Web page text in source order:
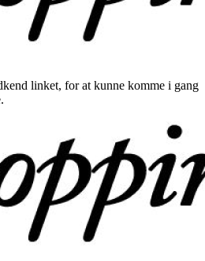
linket, for at kunne komme i gang